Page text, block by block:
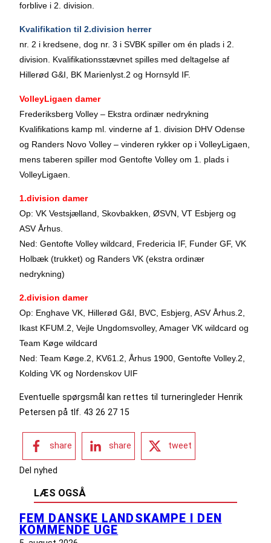
forblive i 2. division.
Kvalifikation til 2.division herrer
nr. 2 i kredsene, dog nr. 3 i SVBK spiller om én plads i 2.
division. Kvalifikationsstævnet spilles med deltagelse af
Hillerød G&I, BK Marienlyst.2 og Hornsyld IF.
VolleyLigaen damer
Frederiksberg Volley – Ekstra ordinær nedrykning
Kvalifikations kamp ml. vinderne af 1. division DHV Odense
og Randers Novo Volley – vinderen rykker op i VolleyLigaen,
mens taberen spiller mod Gentofte Volley om 1. plads i
VolleyLigaen.
1.division damer
Op: VK Vestsjælland, Skovbakken, ØSVN, VT Esbjerg og
ASV Århus.
Ned: Gentofte Volley wildcard, Fredericia IF, Funder GF, VK
Holbæk (trukket) og Randers VK (ekstra ordinær
nedrykning)
2.division damer
Op: Enghave VK, Hillerød G&I, BVC, Esbjerg, ASV Århus.2,
Ikast KFUM.2, Vejle Ungdomsvolley, Amager VK wildcard og
Team Køge wildcard
Ned: Team Køge.2, KV61.2, Århus 1900, Gentofte Volley.2,
Kolding VK og Nordenskov UIF
Eventuelle spørgsmål kan rettes til turneringleder Henrik
Petersen på tlf. 43 26 27 15
share share tweet
Del nyhed
LÆS OGSÅ
FEM DANSKE LANDSKAMPE I DEN
KOMMENDE UGE